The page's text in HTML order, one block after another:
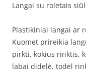
Langai su roletais
Plastikiniai langai ar
Kuomet prireikia
pirkti, kokius rinktis,
labai didelė, todėl